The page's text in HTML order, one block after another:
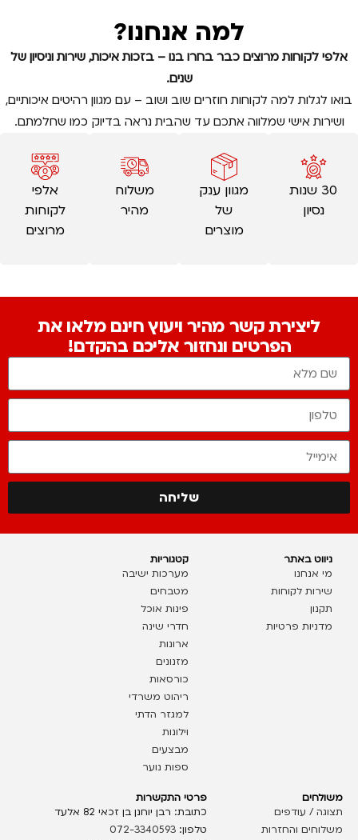
למה אנחנו?
אלפי לקוחות מרוצים כבר בחרו בנו – בזכות איכות, שירות וניסיון של
שנים.
בואו לגלות למה לקוחות חוזרים שוב ושוב – עם מגוון רהיטים איכותיים,
ושירות אישי שמלווה אתכם עד שהבית נראה בדיוק כמו שחלמתם.
30 שנות
נסיון
מגוון ענק
של
מוצרים
משלוח
מהיר
אלפי
לקוחות
מרוצים
ליצירת קשר מהיר ויעוץ חינם מלאו את
הפרטים ונחזור אליכם בהקדם!
שליחה
ניווט באתר
מי אנחנו
שירות לקוחות
תקנון
מדניות פרטיות
קטגוריות
מערכות ישיבה
מטבחים
פינות אוכל
חדרי שינה
ארונות
מזנונים
כורסאות
ריהוט משרדי
למגזר הדתי
וילונות
מבצעים
ספות נוער
משולחים
תצוגה / עודפים
משלוחים והחזרות
פרטי התקשרות
כתובת: רבן יוחנן בן זכאי 82 אלעד
טלפון:072-3340593